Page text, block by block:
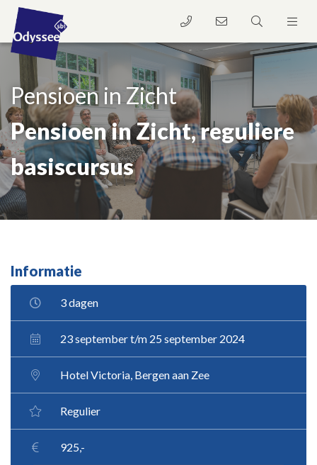
Pensioen in Zicht
Pensioen in Zicht, reguliere
basiscursus
Informatie
3 dagen
23 september t/m 25 september 2024
Hotel Victoria, Bergen aan Zee
Regulier
925,-